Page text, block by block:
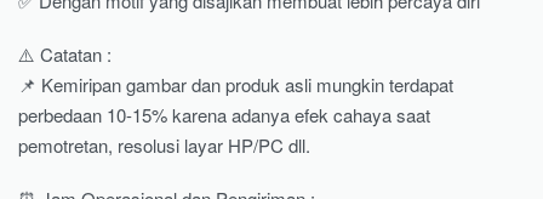
⚠️ Catatan :
📌 Kemiripan gambar dan produk asli mungkin terdapat
perbedaan 10-15% karena adanya efek cahaya saat
pemotretan, resolusi layar HP/PC dll.